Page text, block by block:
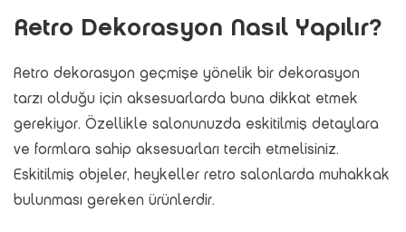
Retro Dekorasyon Nasıl Yapılır?
Retro dekorasyon geçmişe yönelik bir dekorasyon
tarzı olduğu için aksesuarlarda buna dikkat etmek
gerekiyor. Özellikle salonunuzda eskitilmiş detaylara
ve formlara sahip aksesuarları tercih etmelisiniz.
Eskitilmiş objeler, heykeller retro salonlarda muhakkak
bulunması gereken ürünlerdir.